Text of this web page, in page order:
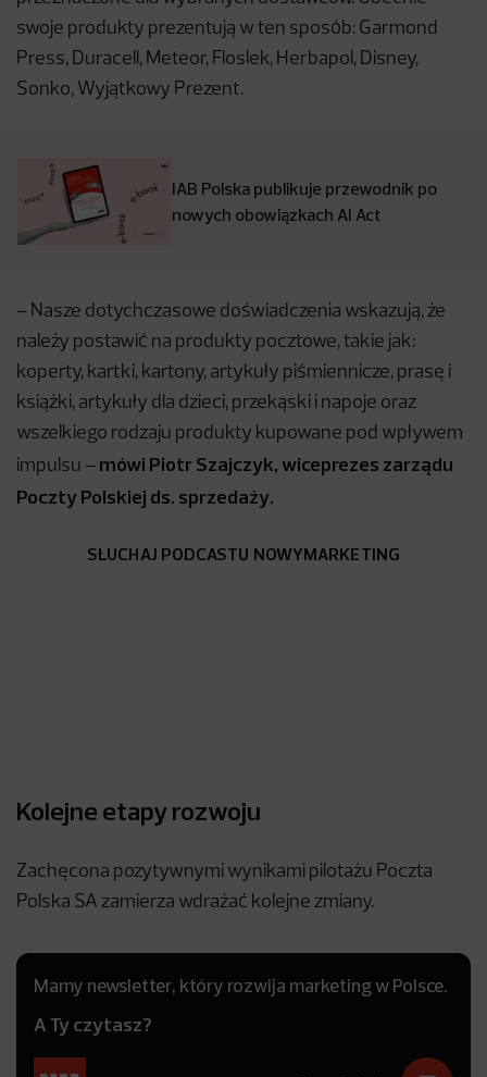
swoje produkty prezentują w ten sposób: Garmond
Press, Duracell, Meteor, Floslek, Herbapol, Disney,
Sonko, Wyjątkowy Prezent.
IAB Polska publikuje przewodnik po
nowych obowiązkach AI Act
– Nasze dotychczasowe doświadczenia wskazują, że
należy postawić na produkty pocztowe, takie jak:
koperty, kartki, kartony, artykuły piśmiennicze, prasę i
książki, artykuły dla dzieci, przekąski i napoje oraz
wszelkiego rodzaju produkty kupowane pod wpływem
impulsu – mówi Piotr Szajczyk, wiceprezes zarządu
Poczty Polskiej ds. sprzedaży.
SŁUCHAJ PODCASTU NOWYMARKETING
Kolejne etapy rozwoju
Zachęcona pozytywnymi wynikami pilotażu Poczta
Polska SA zamierza wdrażać kolejne zmiany.
Mamy newsletter, który rozwija marketing w Polsce.
A Ty czytasz?